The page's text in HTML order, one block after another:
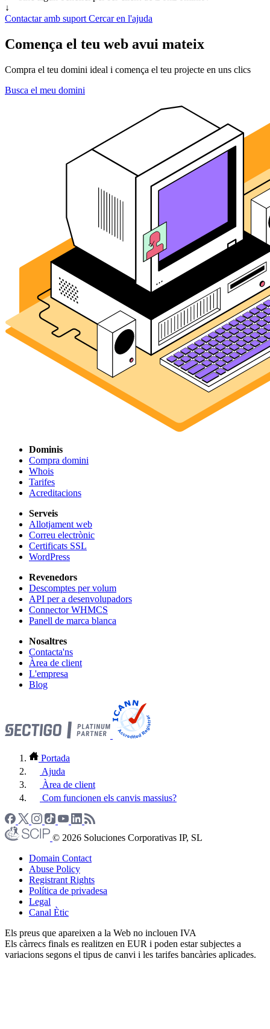
↓
Contactar amb suport Cercar en l'ajuda
Comença el teu web avui mateix
Compra el teu domini ideal i comença el teu projecte en uns clics
Busca el meu domini
Dominis
Compra domini
Whois
Tarifes
Acreditacions
Serveis
Allotjament web
Correu electrònic
Certificats SSL
WordPress
Revenedors
Descomptes per volum
API per a desenvolupadors
Connector WHMCS
Panell de marca blanca
Nosaltres
Contacta'ns
Àrea de client
L'empresa
Blog
Portada
Ajuda
Àrea de client
Com funcionen els canvis massius?
© 2026 Soluciones Corporativas IP, SL
Domain Contact
Abuse Policy
Registrant Rights
Política de privadesa
Legal
Canal Ètic
Els preus que apareixen a la Web no inclouen IVA
Els càrrecs finals es realitzen en EUR i poden estar subjectes a
variacions segons el tipus de canvi i les tarifes bancàries aplicades.